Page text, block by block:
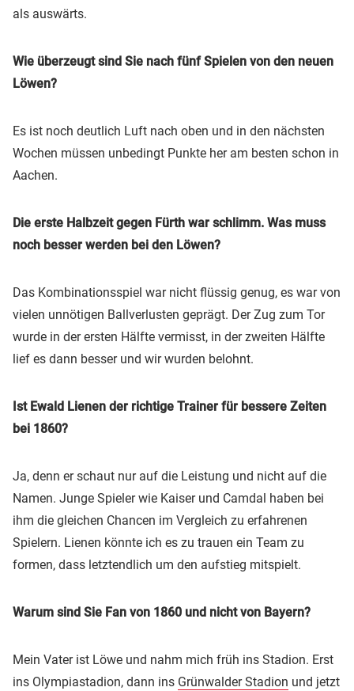
als auswärts.
Wie überzeugt sind Sie nach fünf Spielen von den neuen
Löwen?
Es ist noch deutlich Luft nach oben und in den nächsten
Wochen müssen unbedingt Punkte her am besten schon in
Aachen.
Die erste Halbzeit gegen Fürth war schlimm. Was muss
noch besser werden bei den Löwen?
Das Kombinationsspiel war nicht flüssig genug, es war von
vielen unnötigen Ballverlusten geprägt. Der Zug zum Tor
wurde in der ersten Hälfte vermisst, in der zweiten Hälfte
lief es dann besser und wir wurden belohnt.
Ist Ewald Lienen der richtige Trainer für bessere Zeiten
bei 1860?
Ja, denn er schaut nur auf die Leistung und nicht auf die
Namen. Junge Spieler wie Kaiser und Camdal haben bei
ihm die gleichen Chancen im Vergleich zu erfahrenen
Spielern. Lienen könnte ich es zu trauen ein Team zu
formen, dass letztendlich um den aufstieg mitspielt.
Warum sind Sie Fan von 1860 und nicht von Bayern?
Mein Vater ist Löwe und nahm mich früh ins Stadion. Erst
ins Olympiastadion, dann ins Grünwalder Stadion und jetzt